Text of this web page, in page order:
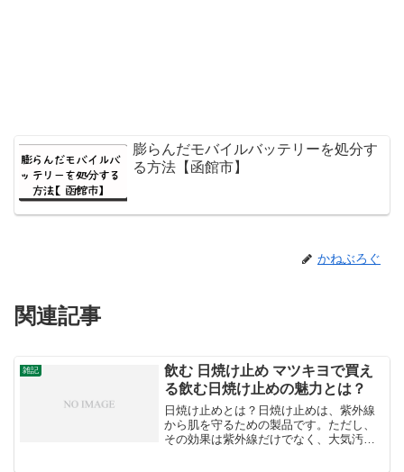
膨らんだモバイルバッテリーを処分す
る方法【函館市】
かねぶろぐ
関連記事
雑記
飲む 日焼け止め マツキヨで買え
る飲む日焼け止めの魅力とは？
日焼け止めとは？日焼け止めは、紫外線
から肌を守るための製品です。ただし、
その効果は紫外線だけでなく、大気汚染